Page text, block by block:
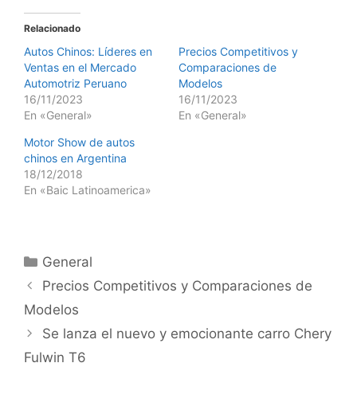
Relacionado
Autos Chinos: Líderes en
Ventas en el Mercado
Automotriz Peruano
16/11/2023
En «General»
Precios Competitivos y
Comparaciones de
Modelos
16/11/2023
En «General»
Motor Show de autos
chinos en Argentina
18/12/2018
En «Baic Latinoamerica»
General
Precios Competitivos y Comparaciones de
Modelos
Se lanza el nuevo y emocionante carro Chery
Fulwin T6